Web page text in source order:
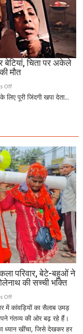
पूछा-
आखिर
चुनाव
देरी
क्यों?
नवंबर
करना
दायित्व
बेटियां, चिता पर अकेले
मौत
Offon
पिता
नहीं
आई
आत्मनिर्भर
बेटियां,
चिता
पर
अकेले
विदा
हो
गए
पिता,
वृद्धाश्रम
में
की
मौत
पूरी जिंदगी खपा देता...
परिवार, बेटे-बहुओं ने
की सच्ची भक्ति
Offon
मां
को
पालकी
में कांवड़ियों का सैलाब उमड़
गंतव्य की ओर बढ़ रहे हैं।
ध्यान खींचा, जिसे देखकर हर